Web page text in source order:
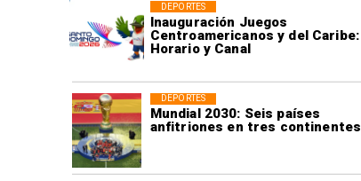
Inauguración Juegos
Centroamericanos y del Caribe:
Horario y Canal
DEPORTES
Mundial 2030: Seis países
anfitriones en tres continentes
DEPORTES